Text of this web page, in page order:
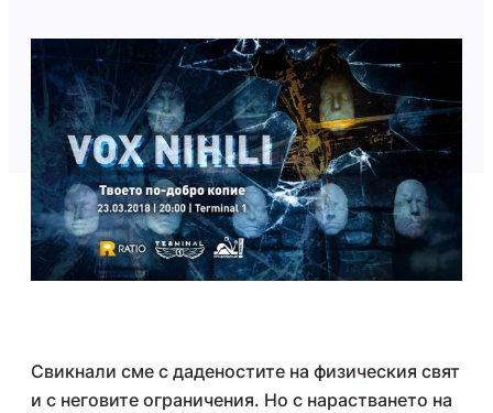
Свикнали сме с даденостите на физическия свят
и с неговите ограничения. Но с нарастването на